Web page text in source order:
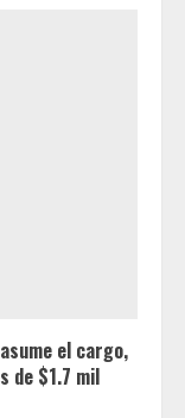
el cargo,
de $1.7 mil